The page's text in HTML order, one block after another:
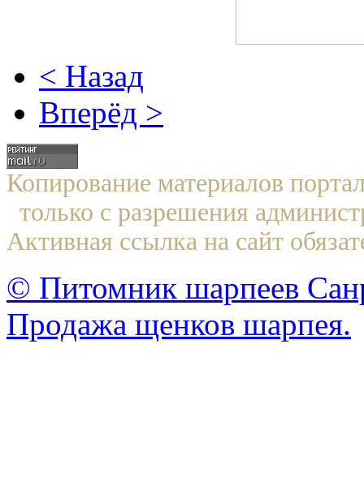
< Назад
Вперёд >
Копирование материалов
только с разрешения
Активная ссылка на сайт
© Питомник шарпеев
Продажа щенков шарпея.